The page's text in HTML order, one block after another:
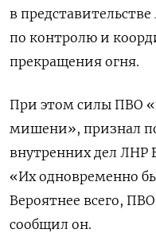
в
по контролю и
прекращения огня.
При этом силы ПВО
мишени», признал
внутренних дел ЛНР
«Их одновременно
Вероятнее всего,
сообщил он.